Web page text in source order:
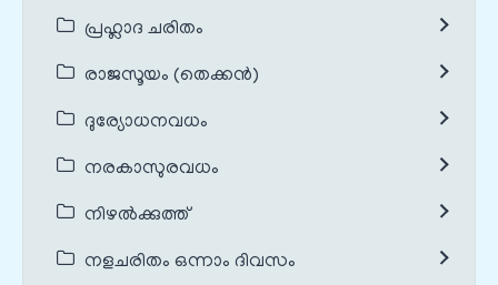
പ്രഹ്ലാദ ചരിതം
രാജസൂയം (തെക്കൻ)
ദുര്യോധനവധം
നരകാസുരവധം
നിഴൽക്കുത്ത്
നളചരിതം ഒന്നാം ദിവസം